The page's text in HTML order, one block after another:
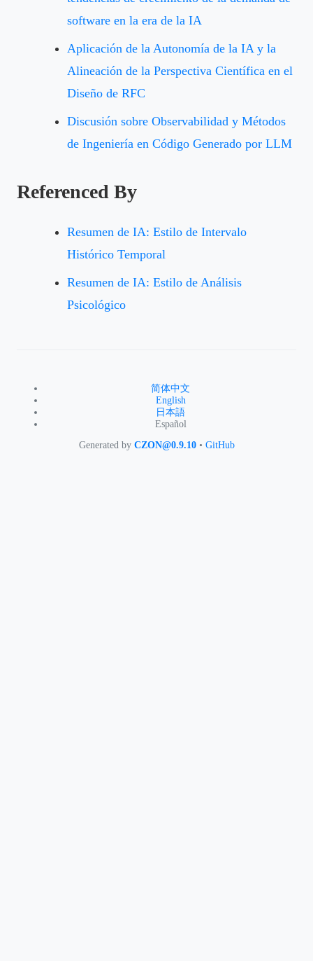
software en la era de la IA
Aplicación de la Autonomía de la IA y la
Alineación de la Perspectiva Científica en el
Diseño de RFC
Discusión sobre Observabilidad y Métodos
de Ingeniería en Código Generado por LLM
Referenced By
Resumen de IA: Estilo de Intervalo
Histórico Temporal
Resumen de IA: Estilo de Análisis
Psicológico
简体中文
English
日本語
Español
Generated by CZON@0.9.10• GitHub